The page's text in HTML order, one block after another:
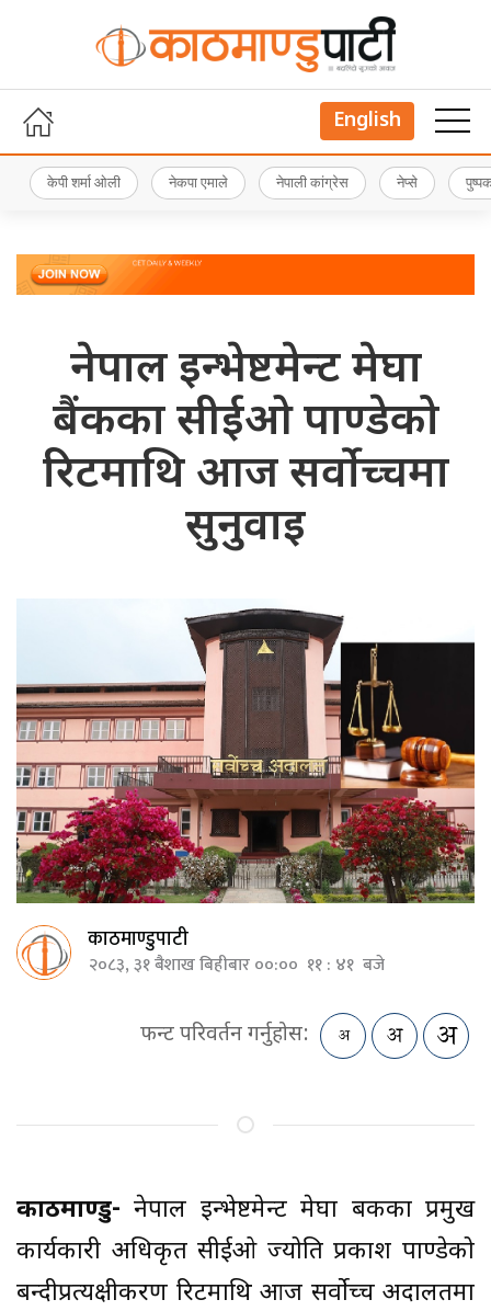
English
केपी शर्मा ओली नेकपा एमाले नेपाली कांग्रेस नेप्से
नेपाल इन्भेष्टमेन्ट मेघा
बैंकका सीईओ पाण्डेको
रिटमाथि आज सर्वोच्चमा
सुनुवाइ
काठमाण्डुपाटी
२०८३, ३१ बैशाख बिहीबार ००:०० ११ : ४१ बजे
फन्ट परिवर्तन गर्नुहोस:
काठमाण्डु- नेपाल इन्भेष्टमेन्ट मेघा बैंकका प्रमुख
कार्यकारी अधिकृत सीईओ ज्योति प्रकाश पाण्डेको
बन्दीप्रत्यक्षीकरण रिटमाथि आज सर्वोच्च अदालतमा